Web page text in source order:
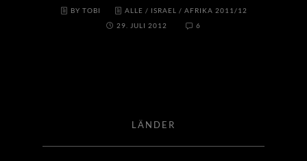
BY TOBI ALLE / ISRAEL / AFRIKA 2011/12
29. JULI 2012
6
LÄNDER